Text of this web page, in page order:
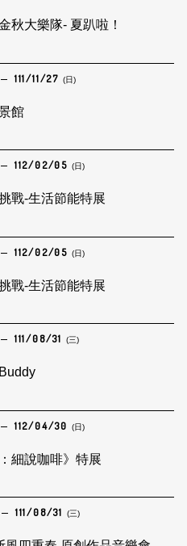
秋大樂隊- 夏趴啦！
111/11/27 (日)
館
112/02/05 (日)
戰-生活節能特展
112/02/05 (日)
戰-生活節能特展
111/08/31 (三)
112/04/30 (日)
細說咖啡》特展
111/08/31 (三)